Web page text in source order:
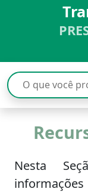
Nesta
informações